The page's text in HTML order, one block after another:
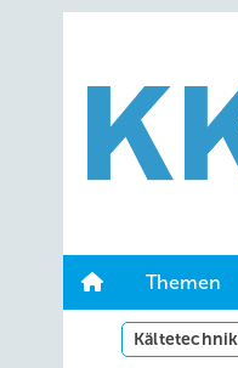
Hauptinhalt
Hauptmenü
Themen
Kältetechnik